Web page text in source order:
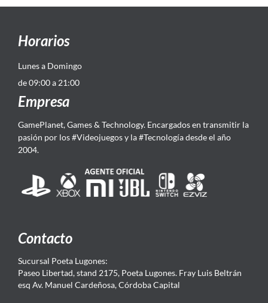
Horarios
Lunes a Domingo
de 09:00 a 21:00
Empresa
GamePlanet, Games & Technology. Encargados en transmitir la
pasión por los #Videojuegos y la #Tecnología desde el año
2004.
Contacto
Sucursal Poeta Lugones:
Paseo Libertad, stand 2175, Poeta Lugones. Fray Luis Beltrán
esq Av. Manuel Cardeñosa, Córdoba Capital